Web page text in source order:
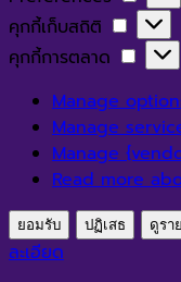
จำเป็น
คุกกี้เก็บสถิติ
คุกกี้
เก็บ
สถิติ
คุกกี้การตลาด
คุกกี้
การ
ตลา
Manage
Manage
Manage
Read more
ยอมรับ ปฏิเสธ ดูรา
ละเอียด